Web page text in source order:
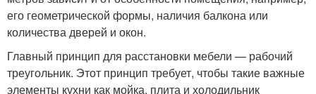
его геометрической формы, наличия балкона или
количества дверей и окон.
Главный принцип для расстановки мебели — рабочий
треугольник. Этот принцип требует, чтобы такие важные
элементы кухни как мойка, плита и холодильник